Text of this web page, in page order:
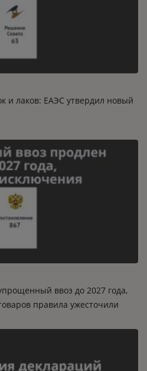
и лаков: ЕАЭС утвердил новый
ввоз до 2027 года,
правила ужесточили